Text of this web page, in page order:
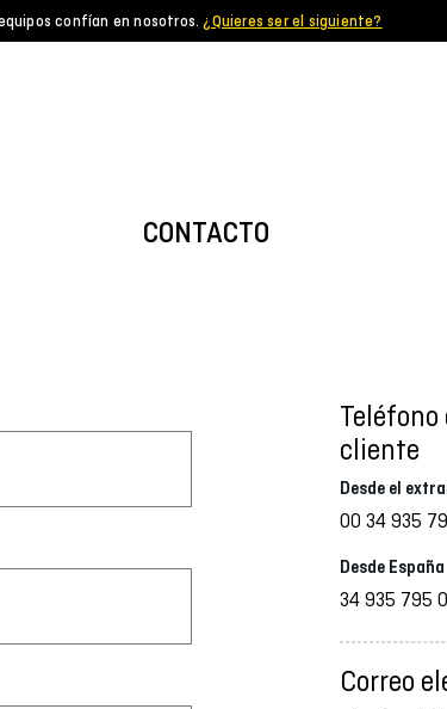
confían en nosotros.¿Quieres ser el siguiente?
CONTACTO
Teléfono
cliente
Desde el
00 34 935
Desde España
34 935 795
Correo